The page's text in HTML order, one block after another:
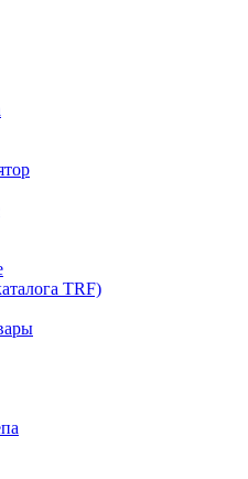
TRF)